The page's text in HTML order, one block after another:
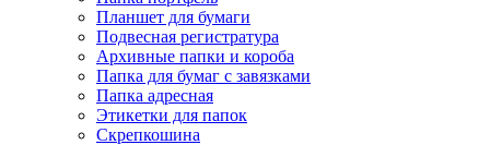
Планшет для бумаги
Подвесная регистратура
Архивные папки и короба
Папка для бумаг с завязками
Папка адресная
Этикетки для папок
Скрепкошина